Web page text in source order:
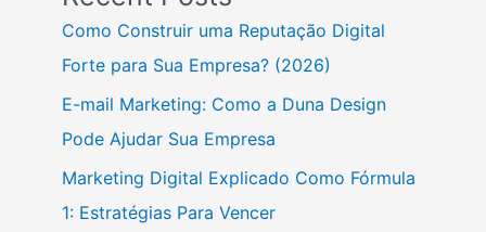
Como Construir uma Reputação Digital
Forte para Sua Empresa? (2026)
E-mail Marketing: Como a Duna Design
Pode Ajudar Sua Empresa
Marketing Digital Explicado Como Fórmula
1: Estratégias Para Vencer